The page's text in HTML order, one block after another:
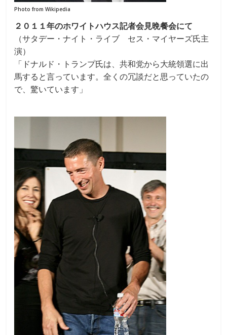
Photo from Wikipedia
２０１１年のホワイトハウス記者会見晩餐会にて
（サタデー・ナイト・ライブ セス・マイヤーズ氏主
演）
「ドナルド・トランプ氏は、共和党から大統領選に出
馬すると言っています。全くの冗談だと思っていたの
で、驚いています」